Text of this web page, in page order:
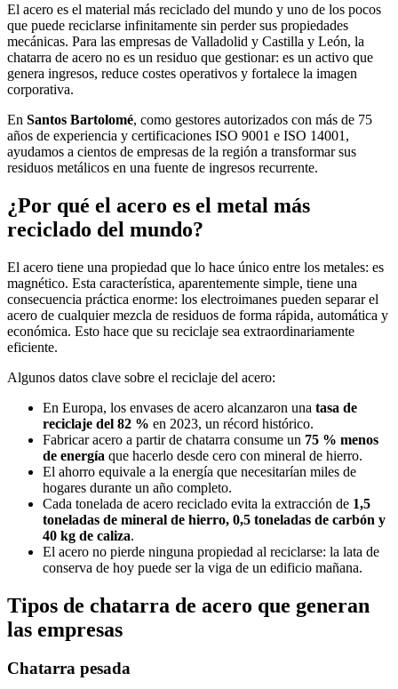
El acero es el material más reciclado del mundo y uno de los pocos
que puede reciclarse infinitamente sin perder sus propiedades
mecánicas. Para las empresas de Valladolid y Castilla y León, la
chatarra de acero no es un residuo que gestionar: es un activo que
genera ingresos, reduce costes operativos y fortalece la imagen
corporativa.
En Santos Bartolomé, como gestores autorizados con más de 75
años de experiencia y certificaciones ISO 9001 e ISO 14001,
ayudamos a cientos de empresas de la región a transformar sus
residuos metálicos en una fuente de ingresos recurrente.
¿Por qué el acero es el metal más
reciclado del mundo?
El acero tiene una propiedad que lo hace único entre los metales: es
magnético. Esta característica, aparentemente simple, tiene una
consecuencia práctica enorme: los electroimanes pueden separar el
acero de cualquier mezcla de residuos de forma rápida, automática y
económica. Esto hace que su reciclaje sea extraordinariamente
eficiente.
Algunos datos clave sobre el reciclaje del acero:
En Europa, los envases de acero alcanzaron una tasa de
reciclaje del 82 % en 2023, un récord histórico.
Fabricar acero a partir de chatarra consume un 75 % menos
de energía que hacerlo desde cero con mineral de hierro.
El ahorro equivale a la energía que necesitarían miles de
hogares durante un año completo.
Cada tonelada de acero reciclado evita la extracción de 1,5
toneladas de mineral de hierro, 0,5 toneladas de carbón y
40 kg de caliza.
El acero no pierde ninguna propiedad al reciclarse: la lata de
conserva de hoy puede ser la viga de un edificio mañana.
Tipos de chatarra de acero que generan
las empresas
Chatarra pesada